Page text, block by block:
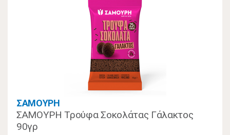
ΣΑΜΟΥΡΗ
ΣΑΜΟΥΡΗ Τρούφα Σοκολάτας Γάλακτος
90γρ